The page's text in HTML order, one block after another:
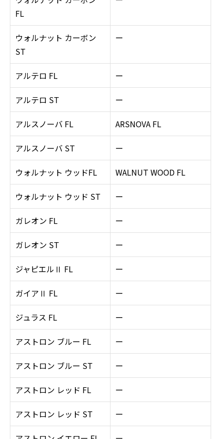
FL
ウォルナット カーボン
ST
ー
アルテロ FL ー
アルテロ ST ー
アルスノーバ FL ARSNOVA FL
アルスノーバ ST ー
ウォルナット ウッドFL WALNUT WOOD FL
ウォルナット ウッド ST ー
ガレオン FL ー
ガレオン ST ー
ジャピエルⅡ FL ー
ガイアⅡ FL ー
ジュラス FL ー
アストロン ブルー FL ー
アストロン ブルー ST ー
アストロン レッド FL ー
アストロン レッド ST ー